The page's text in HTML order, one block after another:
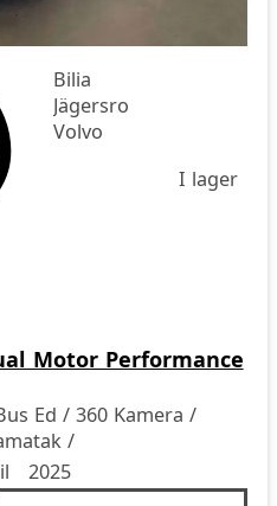
Bilia
Jägersro
Volvo
I lager
Motor Performance
Ed / 360 Kamera /
/
2025